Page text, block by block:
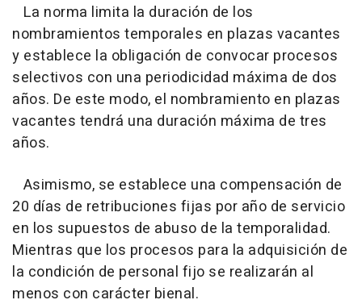
La norma limita la duración de los
nombramientos temporales en plazas vacantes
y establece la obligación de convocar procesos
selectivos con una periodicidad máxima de dos
años. De este modo, el nombramiento en plazas
vacantes tendrá una duración máxima de tres
años.
Asimismo, se establece una compensación de
20 días de retribuciones fijas por año de servicio
en los supuestos de abuso de la temporalidad.
Mientras que los procesos para la adquisición de
la condición de personal fijo se realizarán al
menos con carácter bienal.